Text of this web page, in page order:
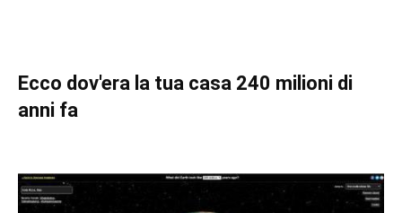
Ecco dov'era la tua casa 240 milioni di
anni fa